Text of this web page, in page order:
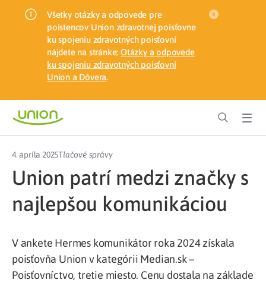
Všetky otázky a odpovede pre
poistencov Union zdravotnej poisťovne
ku spojeniu zdravotných poisťovní
nájdete na stránke: Otázky a odpovede
ku spojeniu zdravotných poisťovní
Union a Dôvera.
4. apríla 2025Tlačové správy
Union patrí medzi značky s
najlepšou komunikáciou
V ankete Hermes komunikátor roka 2024 získala
poisťovňa Union v kategórii Median.sk –
Poisťovníctvo, tretie miesto. Cenu dostala na základe